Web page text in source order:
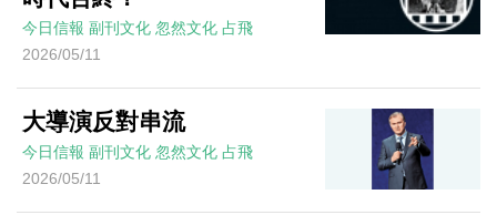
今日信報 副刊文化 忽然文化 占飛
2026/05/11
大導演反對串流
今日信報 副刊文化 忽然文化 占飛
2026/05/11